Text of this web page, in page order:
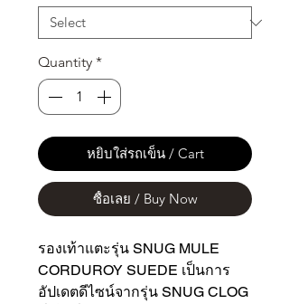
Quantity *
หยิบใส่รถเข็น / Cart
ซื้อเลย / Buy Now
รองเท้าแตะรุ่น SNUG MULE
CORDUROY SUEDE เป็นการ
อัปเดตดีไซน์จากรุ่น SNUG CLOG